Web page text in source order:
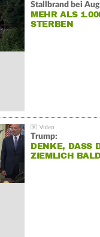
Stallbrand bei
MEHR ALS
STERBEN
Trump:
DENKE, DASS
ZIEMLICH